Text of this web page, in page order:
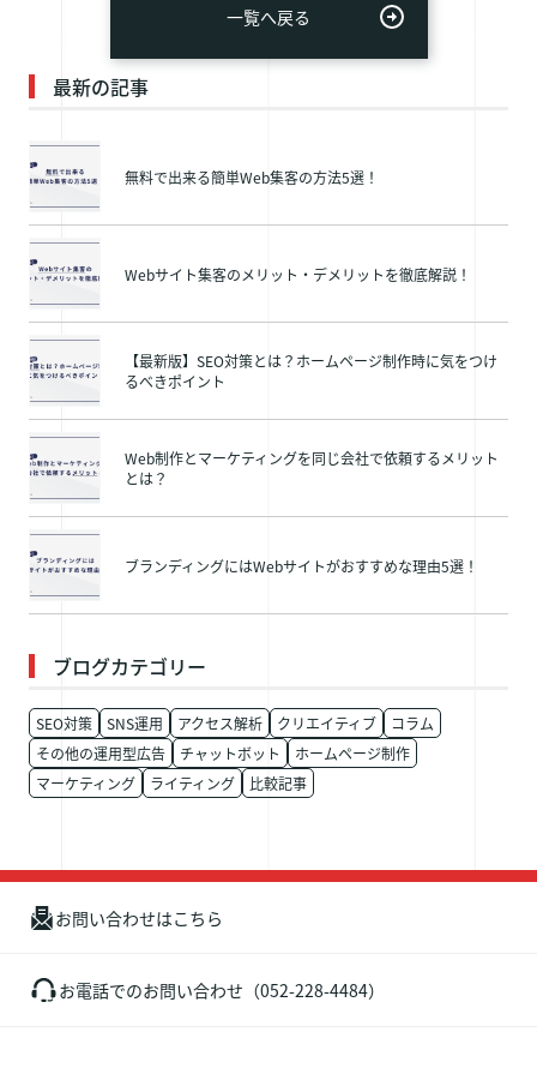
一覧へ戻る
最新の記事
無料で出来る簡単Web集客の方法5選！
Webサイト集客のメリット・デメリットを徹底解説！
【最新版】SEO対策とは？ホームページ制作時に気をつけ
るべきポイント
Web制作とマーケティングを同じ会社で依頼するメリット
とは？
ブランディングにはWebサイトがおすすめな理由5選！
ブログカテゴリー
SEO対策 SNS運用 アクセス解析 クリエイティブ
コラム
その他の運用型広告
チャットボット
ホームページ制作
マーケティング
ライティング 比較記事
お問い合わせはこちら
お電話でのお問い合わせ（052-228-4484）